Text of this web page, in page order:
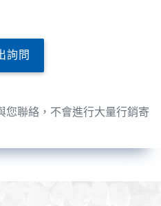
詢問
您聯絡，不會進行大量行銷寄